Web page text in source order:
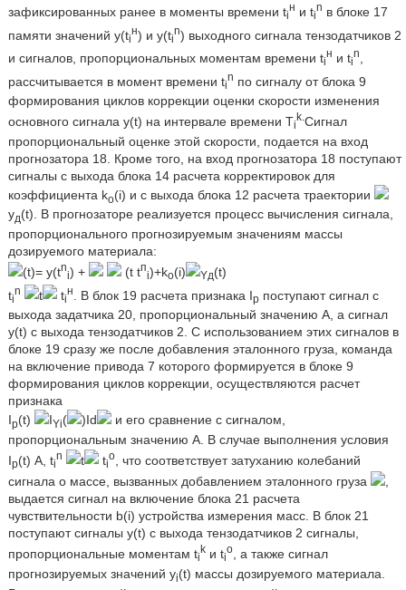
зафиксированных ранее в моменты времени ti
н и ti
n в блоке 17
памяти значений y(ti
н) и y(ti
n) выходного сигнала тензодатчиков 2
и сигналов, пропорциональных моментам времени ti
н и ti
n
рассчитывается в момент времени ti
n по сигналу от блока 9
формирования циклов коррекции оценки скорости изменения
основного сигнала y(t) на интервале времени Тi
k. Сигнал
пропорциональный оценке этой скорости, подается на вход
прогнозатора 18. Кроме того, на вход прогнозатора 18 поступают
сигналы с выхода блока 14 расчета корректировок для
коэффициента ko(i) и с выхода блока 12 расчета траектории
yд(t). В прогнозаторе реализуется процесс вычисления сигнала,
пропорционального прогнозируемым значениям массы
дозируемого материала:
(t)= y(tn
i) + (t tп
i)+ko(i) Yд(t)
ti
n t ti
н . В блок 19 расчета признака Iр поступают сигнал с
выхода задатчика 20, пропорциональный значению А, а сигнал
y(t) с выхода тензодатчиков 2. С использованием этих сигналов в
блоке 19 сразу же после добавления эталонного груза, команда
на включение привода 7 которого формируется в блоке 9
формирования циклов коррекции, осуществляются расчет
признака
Ip(t) IYi( )Id
и его сравнение с сигналом,
пропорциональным значению А. В случае выполнения условия
Iр(t) A, ti
n t ti
o, что соответствует затуханию колебаний
сигнала о массе, вызванных добавлением эталонного груза
,
выдается сигнал на включение блока 21 расчета
чувствительности b(i) устройства измерения масс. В блок 21
поступают сигналы y(t) с выхода тензодатчиков 2 сигналы,
пропорциональные моментам ti
kи ti
о, а также сигнал
прогнозируемых значений yi(t) массы дозируемого материала.